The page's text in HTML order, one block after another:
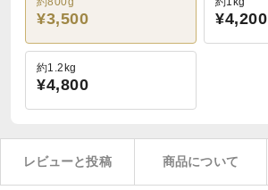
¥3,500 ¥4,200
約1.2kg
¥4,800
レビューと投稿 商品について